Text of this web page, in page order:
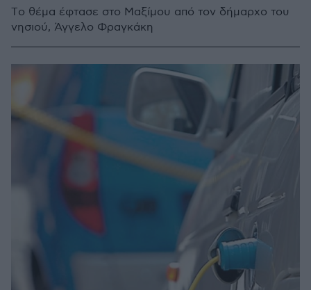
Tο θέμα έφτασε στο Μαξίμου από τον δήμαρχο του
νησιού, Άγγελο Φραγκάκη